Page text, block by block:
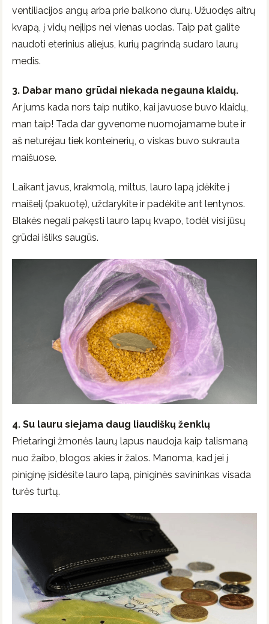
ventiliacijos angų arba prie balkono durų. Užuodęs aitrų
kvapą, į vidų neįlips nei vienas uodas. Taip pat galite
naudoti eterinius aliejus, kurių pagrindą sudaro laurų
medis.
3. Dabar mano grūdai niekada negauna klaidų.
Ar jums kada nors taip nutiko, kai javuose buvo klaidų,
man taip! Tada dar gyvenome nuomojamame bute ir
aš neturėjau tiek konteinerių, o viskas buvo sukrauta
maišuose.
Laikant javus, krakmolą, miltus, lauro lapą įdėkite į
maišelį (pakuotę), uždarykite ir padėkite ant lentynos.
Blakės negali pakęsti lauro lapų kvapo, todėl visi jūsų
grūdai išliks saugūs.
4. Su lauru siejama daug liaudiškų ženklų
Prietaringi žmonės laurų lapus naudoja kaip talismaną
nuo žaibo, blogos akies ir žalos. Manoma, kad jei į
piniginę įsidėsite lauro lapą, piniginės savininkas visada
turės turtų.